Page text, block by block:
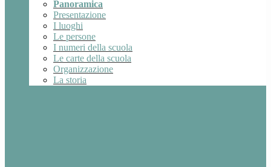
Panoramica
Presentazione
I luoghi
Le persone
I numeri della scuola
Le carte della scuola
Organizzazione
La storia